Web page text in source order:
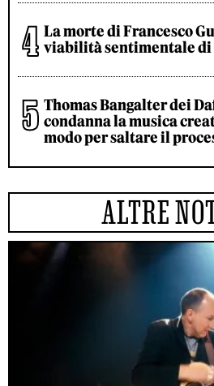
La morte di Francesco
viabilità sentimentale di
Thomas Bangalter dei
condanna la musica
modo per saltare il
ALTRE